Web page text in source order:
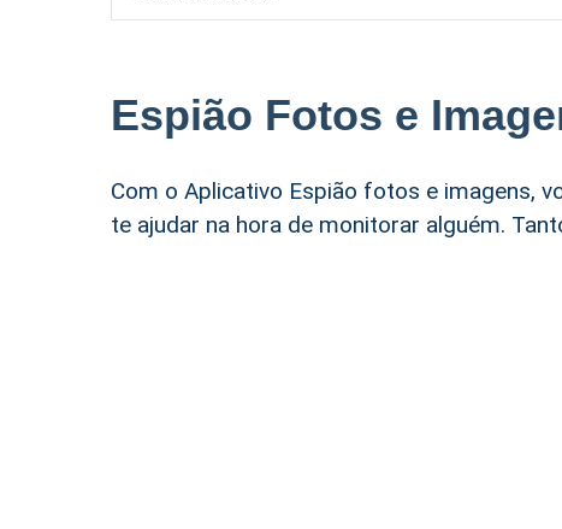
Espião Fotos e
Com o Aplicativo Espião fotos e imagens,
te ajudar na hora de monitorar alguém.